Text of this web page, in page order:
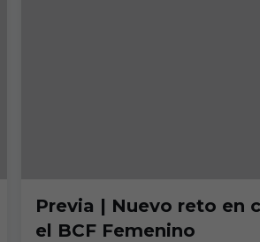
Previa | Nuevo reto en
el BCF Femenino